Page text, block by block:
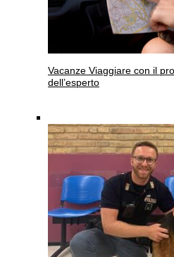
Vacanze Viaggiare con il
dell’esperto